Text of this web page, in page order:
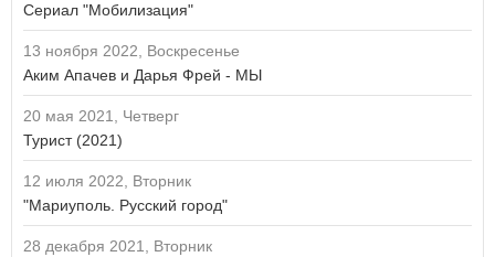
Сериал "Мобилизация"
13 ноября 2022, Воскресенье
Аким Апачев и Дарья Фрей - МЫ
20 мая 2021, Четверг
Турист (2021)
12 июля 2022, Вторник
"Мариуполь. Русский город"
28 декабря 2021, Вторник